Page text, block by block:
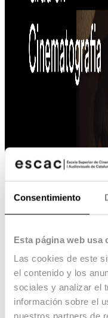
Consentimiento
Esta página web usa
Las cookies de este
el contenido y los
sociales y analizar el
información sobre el